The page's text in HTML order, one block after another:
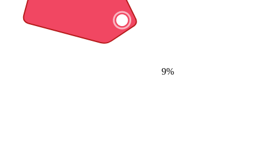
9%